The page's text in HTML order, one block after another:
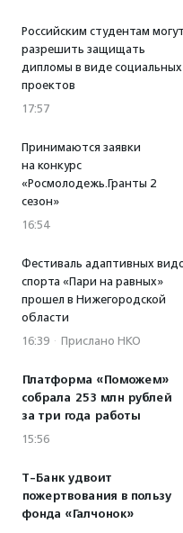
Российским студентам могут
разрешить защищать
дипломы в виде социальных
проектов
17:57
Принимаются заявки
на конкурс
«Росмолодежь.Гранты 2
сезон»
16:54
Фестиваль адаптивных
спорта «Пари на равных»
прошел в Нижегородской
области
16:39 · Прислано НКО
Платформа «Поможем»
собрала 253 млн рублей
за три года работы
15:56
Т-Банк удвоит
пожертвования в пользу
фонда «Галчонок»